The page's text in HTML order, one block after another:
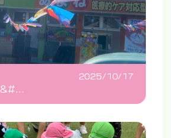
2025/10/17
&#...